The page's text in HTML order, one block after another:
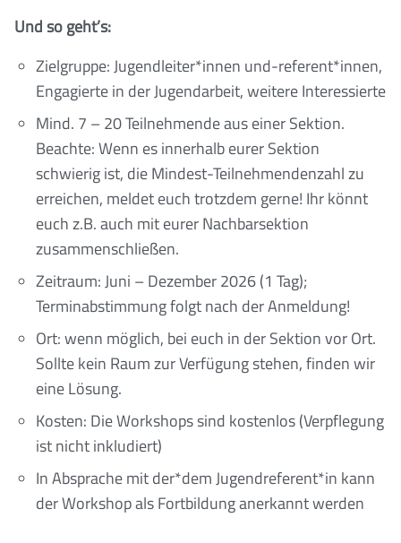
Und so geht’s:
Zielgruppe: Jugendleiter*innen und-referent*innen,
Engagierte in der Jugendarbeit, weitere Interessierte
Mind. 7 – 20 Teilnehmende aus einer Sektion.
Beachte: Wenn es innerhalb eurer Sektion
schwierig ist, die Mindest-Teilnehmendenzahl zu
erreichen, meldet euch trotzdem gerne! Ihr könnt
euch z.B. auch mit eurer Nachbarsektion
zusammenschließen.
Zeitraum: Juni – Dezember 2026 (1 Tag);
Terminabstimmung folgt nach der Anmeldung!
Ort: wenn möglich, bei euch in der Sektion vor Ort.
Sollte kein Raum zur Verfügung stehen, finden wir
eine Lösung.
Kosten: Die Workshops sind kostenlos (Verpflegung
ist nicht inkludiert)
In Absprache mit der*dem Jugendreferent*in kann
der Workshop als Fortbildung anerkannt werden